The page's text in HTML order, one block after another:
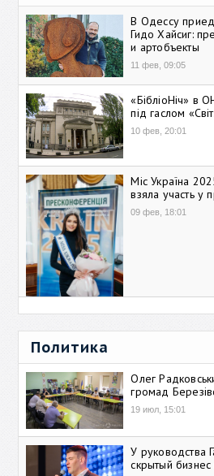
В Одессу
Гидо Хайсиг:
и артобъекты
11 фев, 09:05
«БібліоНіч» в
під гаслом
10 фев, 20:01
Міс Україна
взяла участь у
09 фев, 18:01
Политика
Олег
громад
19 июл, 15:01
У руководства
скрытый